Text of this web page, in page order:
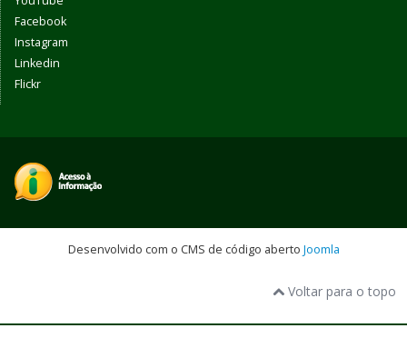
Facebook
Instagram
Linkedin
Flickr
Desenvolvido com o CMS de código aberto Joomla
Voltar para o topo